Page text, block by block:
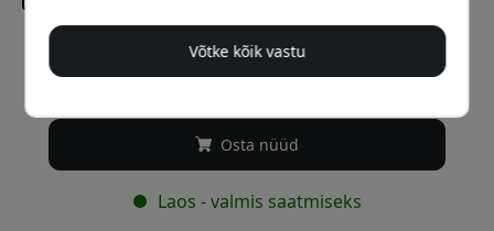
Soovitatav hind
36.99 EUR
Osta nüüd
Laos - valmis saatmiseks
Võtke kõik vastu